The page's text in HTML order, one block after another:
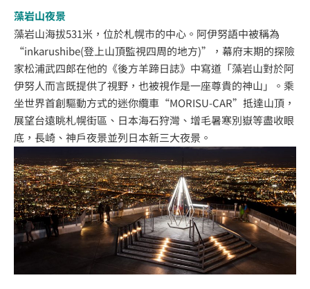
藻岩山夜景
藻岩山海拔531米，位於札幌市的中心。阿伊努語中被稱為
“inkarushibe(登上山頂監視四周的地方)”，幕府末期的探險
家松浦武四郎在他的《後方羊蹄日誌》中寫道「藻岩山對於阿
伊努人而言既提供了視野，也被視作是一座尊貴的神山」。乘
坐世界首創驅動方式的迷你纜車“MORISU-CAR”抵達山頂，
展望台遠眺札幌街區、日本海石狩灣、增毛暑寒別嶽等盡收眼
底，長崎、神戶夜景並列日本新三大夜景。